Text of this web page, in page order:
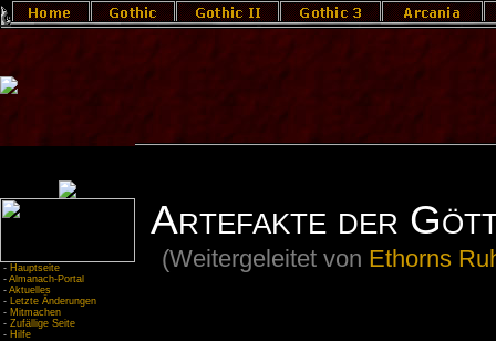
- Hauptseite
- Almanach-Portal
- Aktuelles
- Letzte Änderungen
- Mitmachen
- Zufällige Seite
- Hilfe
Artefakte der
(Weitergeleitet von Ethorns